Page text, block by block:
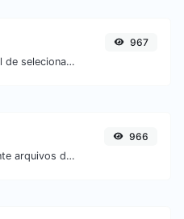
A forma mais fácil de selecionar uma cor na roda de cores e obter o resultado em qualquer formato.
967
Converta facilmente arquivos de imagem GIF para ICO.
966